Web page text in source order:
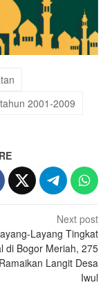
2001-2009
Next post
Layang Tingkat
di Bogor Meriah, 275
Langit Desa
Iwul